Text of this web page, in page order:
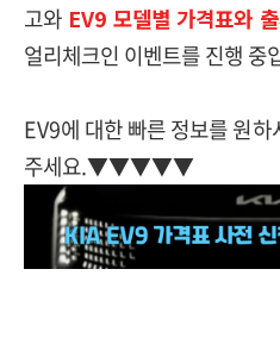
고와 EV9 모델별 가격표와
얼리체크인 이벤트를 진행 중
EV9에 대한 빠른 정보를 원
주세요.▼▼▼▼▼